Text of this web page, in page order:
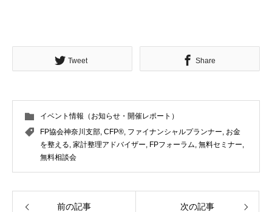
Tweet Share
イベント情報（お知らせ・開催レポート）
FP協会神奈川支部 CFP® ファイナンシャルプランナー お金
を整える 家計整理アドバイザー FPフォーラム 無料セミナー
無料相談会
前の記事 次の記事